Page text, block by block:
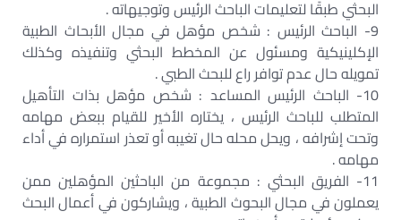
البحثي طبقًا لتعليمات الباحث الرئيس وتوجيهاته .
9- الباحث الرئيس : شخص مؤهل في مجال الأبحاث الطبية
الإكلينيكية ومسئول عن المخطط البحثي وتنفيذه وكذلك
تمويله حال عدم توافر راع للبحث الطبي .
10- الباحث الرئيس المساعد : شخص مؤهل بذات التأهيل
المتطلب للباحث الرئيس ، يختاره الأخير للقيام ببعض مهامه
وتحت إشرافه ، ويحل محله حال تغيبه أو تعذر استمراره في أداء
مهامه .
11- الفريق البحثي : مجموعة من الباحثين المؤهلين ممن
يعملون في مجال البحوث الطبية ، ويشاركون في أعمال البحث